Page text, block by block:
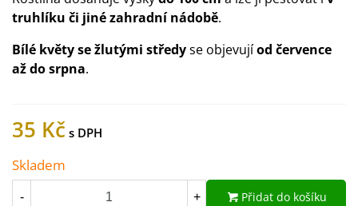
truhlíku či jiné zahradní nádobě.
Bílé květy se žlutými středyse objevujíod července
až do srpna.
35 Kč
Skladem
- + Přidat do košíku